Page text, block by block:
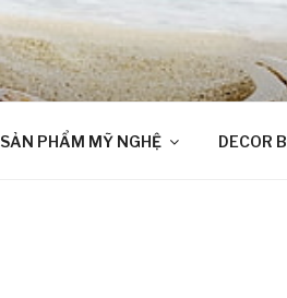
SẢN PHẨM MỸ NGHỆ DECOR